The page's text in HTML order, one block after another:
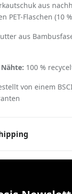
aus
PET-Flaschen (10
aus
100 %
von einem